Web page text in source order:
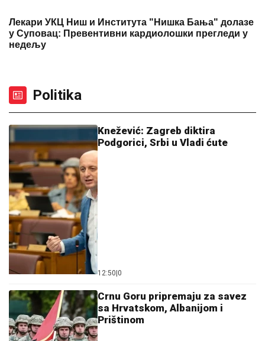
Лекари УКЦ Ниш и Института "Нишка Бања" долазе
у Суповац: Превентивни кардиолошки прегледи у
недељу
Politika
Knežević: Zagreb diktira
Podgorici, Srbi u Vladi ćute
12:50 0
Crnu Goru pripremaju za savez
sa Hrvatskom, Albanijom i
Prištinom